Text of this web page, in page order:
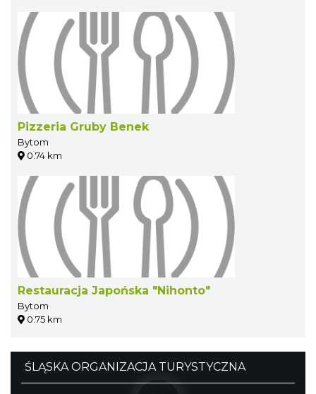
Pizzeria Gruby Benek
Bytom
0.74 km
Restauracja Japońska "Nihonto"
Bytom
0.75 km
ŚLĄSKA ORGANIZACJA TURYSTYCZNA